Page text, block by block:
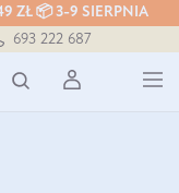
ZŁ 📦 3-9 SIERPNIA
693 222 687